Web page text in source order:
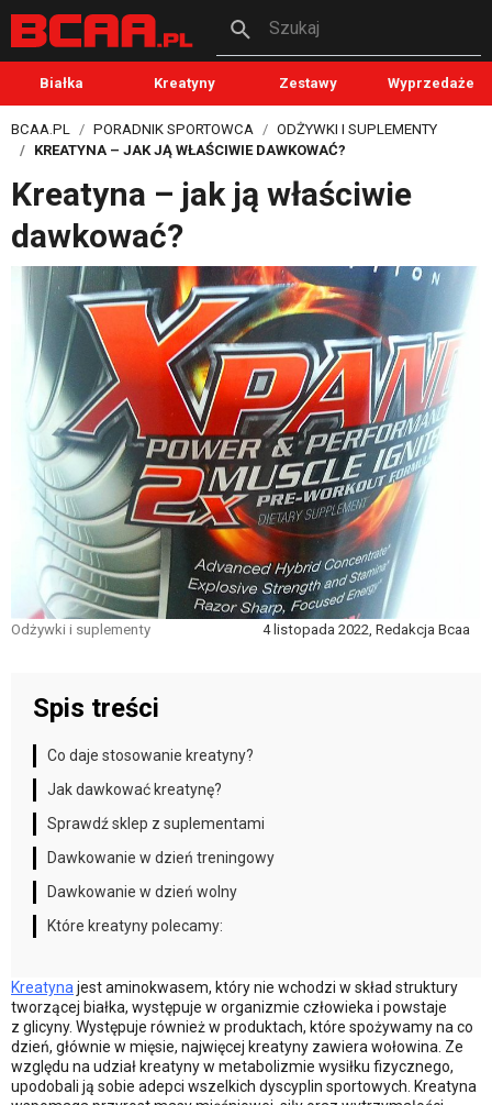
Szukaj
Białka Kreatyny Zestawy Wyprzedaże
BCAA.PL PORADNIK SPORTOWCA
ODŻYWKI I SUPLEMENTY
KREATYNA – JAK JĄ WŁAŚCIWIE DAWKOWAĆ?
Kreatyna – jak ją właściwie
dawkować?
Odżywki i suplementy 4 listopada 2022, Redakcja Bcaa
Spis treści
Co daje stosowanie kreatyny?
Jak dawkować kreatynę?
Sprawdź sklep z suplementami
Dawkowanie w dzień treningowy
Dawkowanie w dzień wolny
Które kreatyny polecamy:
Kreatyna jest aminokwasem, który nie wchodzi w skład struktury
tworzącej białka, występuje w organizmie człowieka i powstaje
z glicyny. Występuje również w produktach, które spożywamy na co
dzień, głównie w mięsie, najwięcej kreatyny zawiera wołowina. Ze
względu na udział kreatyny w metabolizmie wysiłku fizycznego,
upodobali ją sobie adepci wszelkich dyscyplin sportowych. Kreatyna